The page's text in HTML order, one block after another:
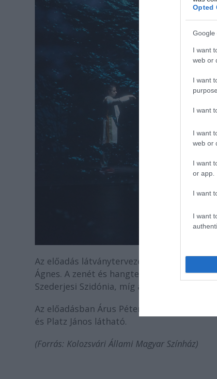
Opted
Google
I want
web or
I want
I want
I want
web or
I want
or app.
I want
I want
Az előadás látványtervezője Rancz
Ágnes. A zenét és hangtervet Kónya-Ütő
Szederjesi Szidónia, míg a színpadi
Az előadásban Árus Péter, Ötvös Kinga,
és Platz János látható.
(Forrás: Kolozsvári Állami Magyar Színház)